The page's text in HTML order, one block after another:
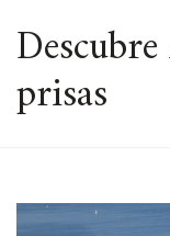
prisas